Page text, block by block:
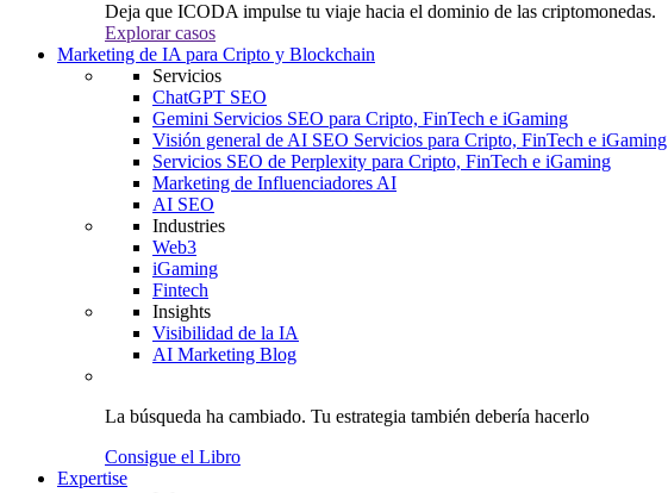
Deja que ICODA impulse tu viaje hacia el dominio de las criptomonedas.
Explorar casos
Marketing de IA para Cripto y Blockchain
Servicios
ChatGPT SEO
Gemini Servicios SEO para Cripto, FinTech e iGaming
Visión general de AI SEO Servicios para Cripto, FinTech e iGaming
Servicios SEO de Perplexity para Cripto, FinTech e iGaming
Marketing de Influenciadores AI
AI SEO
Industries
Web3
iGaming
Fintech
Insights
Visibilidad de la IA
AI Marketing Blog
La búsqueda ha cambiado. Tu estrategia también debería hacerlo
Consigue el Libro
Expertise